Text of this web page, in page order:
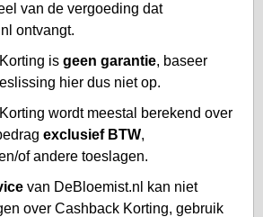
van de vergoeding dat
ontvangt.
is geen garantie, baseer
hier dus niet op.
wordt meestal berekend over
exclusief BTW,
of andere toeslagen.
van DeBloemist.nl kan niet
over Cashback Korting, gebruik